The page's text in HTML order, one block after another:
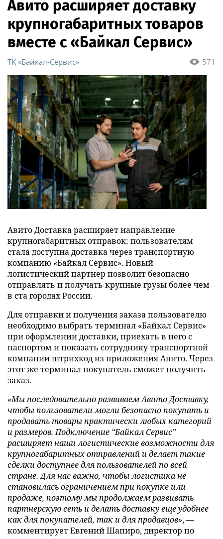
Авито расширяет доставку
крупногабаритных товаров
вместе с «Байкал Сервис»
571
ТK «Байкал-Сервис»
Авито Доставка расширяет направление
крупногабаритных отправок: пользователям
стала доступна доставка через транспортную
компанию «Байкал Сервис». Новый
логистический партнер позволит безопасно
отправлять и получать крупные грузы более чем
в ста городах России.
Для отправки и получения заказа пользователю
необходимо выбрать терминал «Байкал Сервис»
при оформлении доставки, приехать в него с
паспортом и показать сотруднику транспортной
компании штрихкод из приложения Авито. Через
этот же терминал покупатель сможет получить
заказ.
«Мы последовательно развиваем Авито Доставку,
чтобы пользователи могли безопасно покупать и
продавать товары практически любых категорий
и размеров. Подключение “Байкал Сервис”
расширяет наши логистические возможности для
крупногабаритных отправлений и делает такие
сделки доступнее для пользователей по всей
стране. Для нас важно, чтобы логистика не
становилась ограничением при покупке или
продаже, поэтому мы продолжаем развивать
партнерскую сеть и делать доставку еще удобнее
как для покупателей, так и для продавцов», —
комментирует Евгений Шапиро, директор по